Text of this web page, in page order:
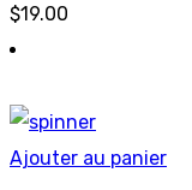
$19.00
Ajouter au panier